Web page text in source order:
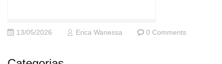
13/05/2026 Erica Wanessa 0 Comments